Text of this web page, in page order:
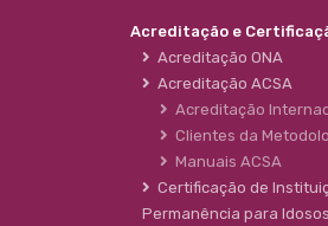
Acreditação e
Acreditação ONA
Acreditação ACSA
Acreditação
Clientes da
Manuais ACSA
Certificação de
Permanência para